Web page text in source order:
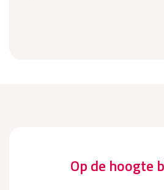
Op de hoogte